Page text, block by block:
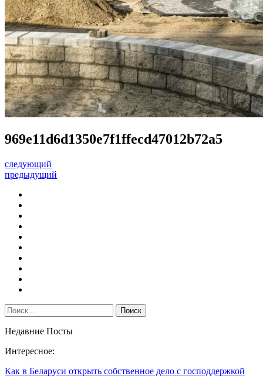
969e11d6d1350e7f1ffecd47012b72a5
следующий
предыдущий
Недавние Посты
Интересное:
Как в Беларуси открыть собственное дело с господдержкой